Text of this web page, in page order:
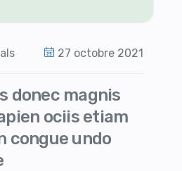
27 octobre 2021
donec magnis
ociis etiam
congue undo